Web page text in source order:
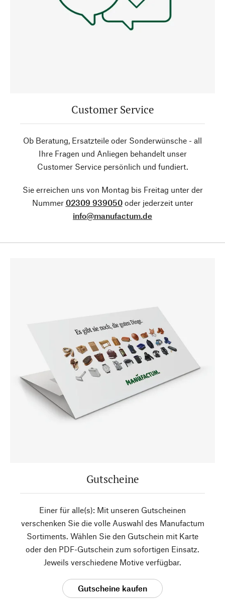
Customer Service
Ob Beratung, Ersatzteile oder Sonderwünsche - all
Ihre Fragen und Anliegen behandelt unser
Customer Service persönlich und fundiert.
Sie erreichen uns von Montag bis Freitag unter der
Nummer 02309 939050oder jederzeit unter
info@manufactum.de
Gutscheine
Einer für alle(s): Mit unseren Gutscheinen
verschenken Sie die volle Auswahl des Manufactum
Sortiments. Wählen Sie den Gutschein mit Karte
oder den PDF-Gutschein zum sofortigen Einsatz.
Jeweils verschiedene Motive verfügbar.
Gutscheine kaufen